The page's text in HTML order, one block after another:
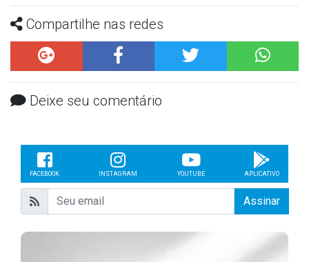
Compartilhe nas redes
Deixe seu comentário
FACEBOOK INSTAGRAM YOUTUBE APLICATIVO
Assinar